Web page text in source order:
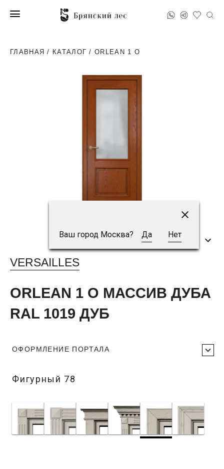
Ваш город Москва? Да Нет
ГЛАВНАЯ / КАТАЛОГ / ORLEAN 1 O
VERSAILLES
ORLEAN 1 O МАССИВ ДУБА
RAL 1019 ДУБ
ОФОРМЛЕНИЕ ПОРТАЛА
Фигурный 78